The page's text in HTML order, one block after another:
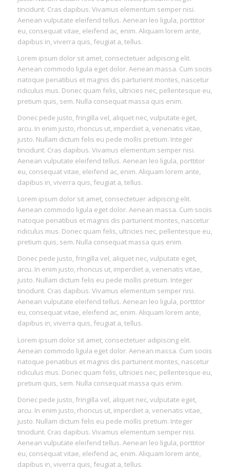
tincidunt. Cras dapibus. Vivamus elementum semper nisi.
Aenean vulputate eleifend tellus. Aenean leo ligula, porttitor
eu, consequat vitae, eleifend ac, enim. Aliquam lorem ante,
dapibus in, viverra quis, feugiat a, tellus.
Lorem ipsum dolor sit amet, consectetuer adipiscing elit.
Aenean commodo ligula eget dolor. Aenean massa. Cum sociis
natoque penatibus et magnis dis parturient montes, nascetur
ridiculus mus. Donec quam felis, ultricies nec, pellentesque eu,
pretium quis, sem. Nulla consequat massa quis enim.
Donec pede justo, fringilla vel, aliquet nec, vulputate eget,
arcu. In enim justo, rhoncus ut, imperdiet a, venenatis vitae,
justo. Nullam dictum felis eu pede mollis pretium. Integer
tincidunt. Cras dapibus. Vivamus elementum semper nisi.
Aenean vulputate eleifend tellus. Aenean leo ligula, porttitor
eu, consequat vitae, eleifend ac, enim. Aliquam lorem ante,
dapibus in, viverra quis, feugiat a, tellus.
Lorem ipsum dolor sit amet, consectetuer adipiscing elit.
Aenean commodo ligula eget dolor. Aenean massa. Cum sociis
natoque penatibus et magnis dis parturient montes, nascetur
ridiculus mus. Donec quam felis, ultricies nec, pellentesque eu,
pretium quis, sem. Nulla consequat massa quis enim.
Donec pede justo, fringilla vel, aliquet nec, vulputate eget,
arcu. In enim justo, rhoncus ut, imperdiet a, venenatis vitae,
justo. Nullam dictum felis eu pede mollis pretium. Integer
tincidunt. Cras dapibus. Vivamus elementum semper nisi.
Aenean vulputate eleifend tellus. Aenean leo ligula, porttitor
eu, consequat vitae, eleifend ac, enim. Aliquam lorem ante,
dapibus in, viverra quis, feugiat a, tellus.
Lorem ipsum dolor sit amet, consectetuer adipiscing elit.
Aenean commodo ligula eget dolor. Aenean massa. Cum sociis
natoque penatibus et magnis dis parturient montes, nascetur
ridiculus mus. Donec quam felis, ultricies nec, pellentesque eu,
pretium quis, sem. Nulla consequat massa quis enim.
Donec pede justo, fringilla vel, aliquet nec, vulputate eget,
arcu. In enim justo, rhoncus ut, imperdiet a, venenatis vitae,
justo. Nullam dictum felis eu pede mollis pretium. Integer
tincidunt. Cras dapibus. Vivamus elementum semper nisi.
Aenean vulputate eleifend tellus. Aenean leo ligula, porttitor
eu, consequat vitae, eleifend ac, enim. Aliquam lorem ante,
dapibus in, viverra quis, feugiat a, tellus.